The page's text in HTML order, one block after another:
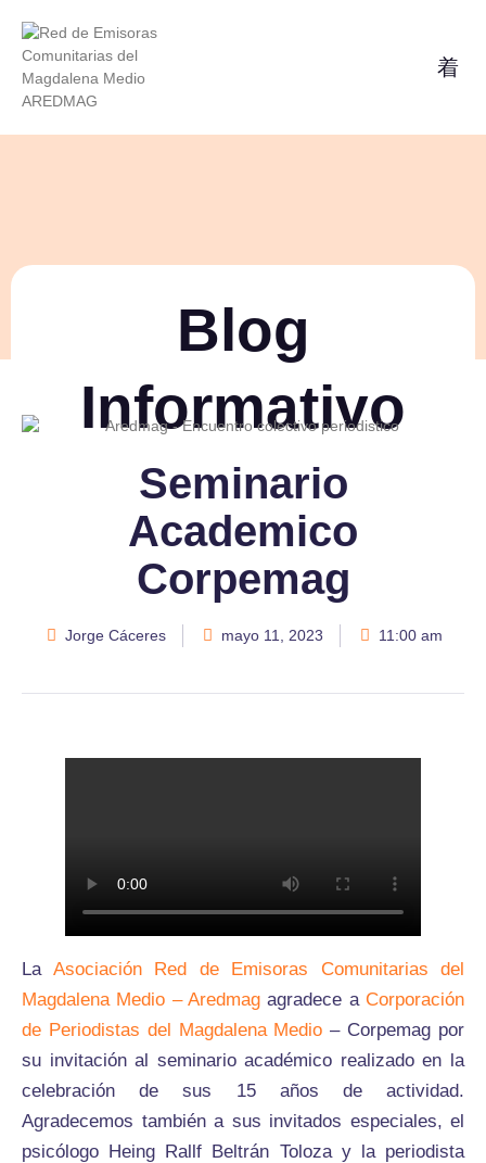
Blog
Informativo
Seminario
Academico
Corpemag
Jorge Cáceres mayo 11, 2023 11:00 am
La Asociación Red de Emisoras Comunitarias del
Magdalena Medio – Aredmag agradece a Corporación
de Periodistas del Magdalena Medio – Corpemag por
su invitación al seminario académico realizado en la
celebración de sus 15 años de actividad.
Agradecemos también a sus invitados especiales, el
psicólogo Heing Rallf Beltrán Toloza y la periodista